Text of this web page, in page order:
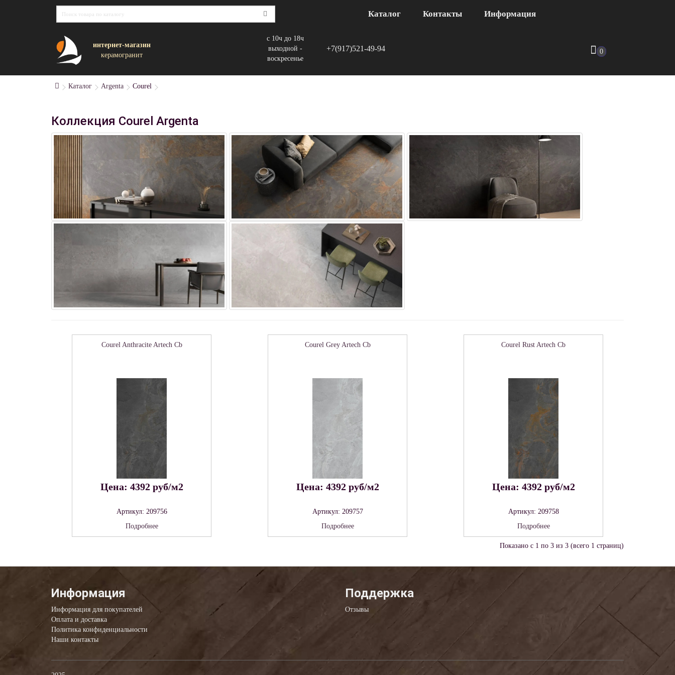
Каталог Контакты Информация
интернет-магазин
керамогранит
с 10ч до 18ч
выходной -
воскресенье
+7(917)521-49-94 0
Каталог Argenta Courel
Коллекция Courel Argenta
Courel Anthracite Artech Cb
Цена: 4392 руб/м2
Артикул: 209756
Подробнее
Courel Grey Artech Cb
Цена: 4392 руб/м2
Артикул: 209757
Подробнее
Courel Rust Artech Cb
Цена: 4392 руб/м2
Артикул: 209758
Подробнее
Показано с 1 по 3 из 3 (всего 1 страниц)
Информация
Информация для покупателей
Оплата и доставка
Политика конфиденциальности
Наши контакты
Поддержка
Отзывы